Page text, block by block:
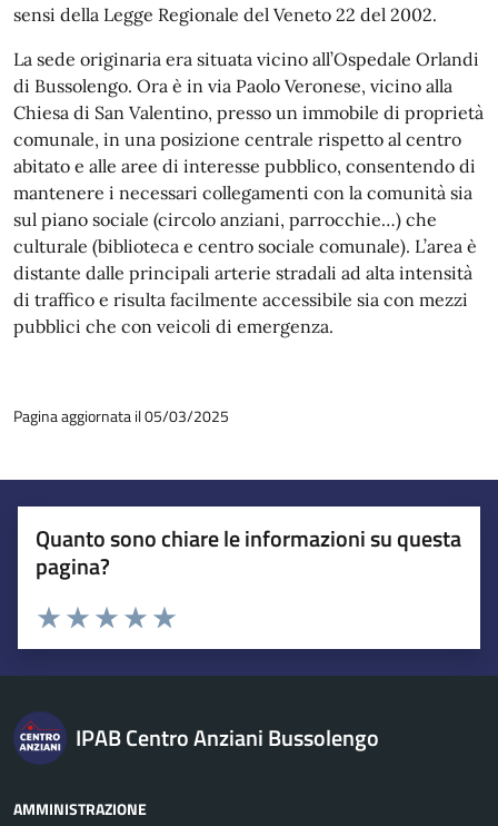
sensi della Legge Regionale del Veneto 22 del 2002.
La sede originaria era situata vicino all’Ospedale Orlandi
di Bussolengo. Ora è in via Paolo Veronese, vicino alla
Chiesa di San Valentino, presso un immobile di proprietà
comunale, in una posizione centrale rispetto al centro
abitato e alle aree di interesse pubblico, consentendo di
mantenere i necessari collegamenti con la comunità sia
sul piano sociale (circolo anziani, parrocchie…) che
culturale (biblioteca e centro sociale comunale). L’area è
distante dalle principali arterie stradali ad alta intensità
di traffico e risulta facilmente accessibile sia con mezzi
pubblici che con veicoli di emergenza.
Pagina aggiornata il 05/03/2025
Quanto sono chiare le informazioni su questa
pagina?
Esprimi una valutazione
Valuta 5 stelle su 5
Valuta 4 stelle su 5
Valuta 3 stelle su 5
Valuta 2 stelle su 5
Valuta 1 stelle su 5
IPAB Centro Anziani Bussolengo
AMMINISTRAZIONE